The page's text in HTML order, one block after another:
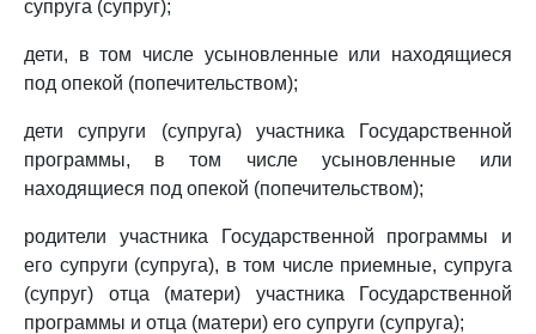
супруга (супруг);
дети, в том числе усыновленные или находящиеся
под опекой (попечительством);
дети супруги (супруга) участника Государственной
программы, в том числе усыновленные или
находящиеся под опекой (попечительством);
родители участника Государственной программы и
его супруги (супруга), в том числе приемные, супруга
(супруг) отца (матери) участника Государственной
программы и отца (матери) его супруги (супруга);